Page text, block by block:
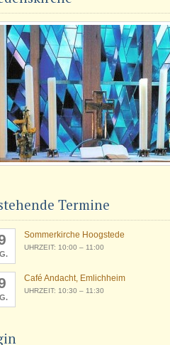
Termine
Sommerkirche Hoogstede
UHRZEIT: 10:00 – 11:00
Café Andacht, Emlichheim
UHRZEIT: 10:30 – 11:30